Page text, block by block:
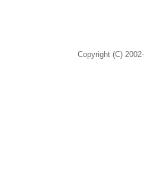
Copyright (C)